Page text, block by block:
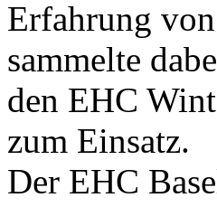
Erfahrung
sammelte
den EHC
zum Einsatz.
Der EHC